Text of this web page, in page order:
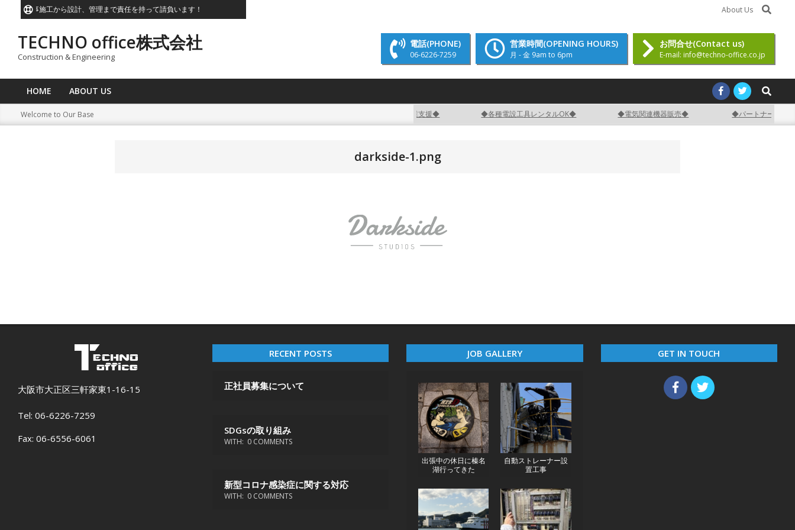
content
装工事施工から設計、管理まで責任を持って請負います！ 一般電気工事、プラントや工場の電気計装工事施工から設計、管理まで責任を持って請負います！
About Us Search
TECHNO office株式会社
Construction & Engineering
電話(PHONE)
06-6226-7259
営業時間(OPENING HOURS)
月 - 金 9am to 6pm
お問合せ(Contact us)
E-mail: info@techno-office.co.jp
Primary
Navigation
Menu
HOME ABOUT US Search
Welcome to Our Base ◆独立開業支援◆ ◆各種電設工具レンタルOK◆ ◆電気関連機器販売◆ ◆パートナー募集中
darkside-1.png
12-
大阪市大正区三軒家東1-16-15
Tel: 06-6226-7259
Fax: 06-6556-6061
RECENT POSTS
正社員募集について
SDGsの取り組み
WITH: 0 COMMENTS
新型コロナ感染症に関する対応
WITH: 0 COMMENTS
JOB GALLERY
出張中の休日に榛名
湖行ってきた
自動ストレーナー設
置工事
GET IN TOUCH